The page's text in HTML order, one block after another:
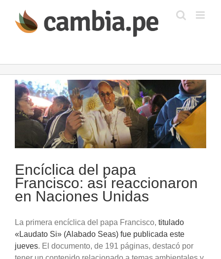
contenido
Ver
imagen
más
grande
Encíclica del papa
Francisco: así reaccionaron
en Naciones Unidas
La primera encíclica del papa Francisco, titulado
«Laudato Si» (Alabado Seas) fue publicada este
jueves. El documento, de 191 páginas, destacó por